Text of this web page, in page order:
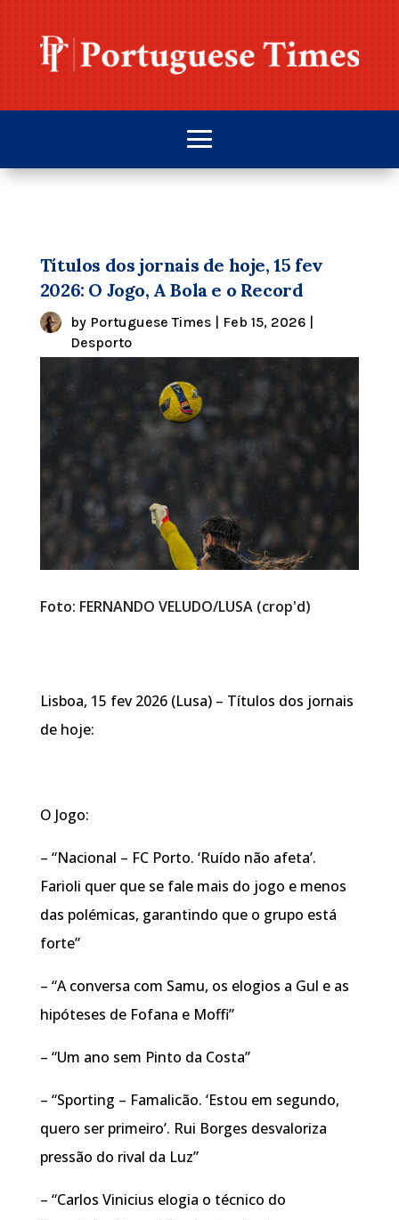
Títulos dos jornais de hoje, 15 fev
2026: O Jogo, A Bola e o Record
by Portuguese Times| Feb 15, 2026|
Desporto
Foto: FERNANDO VELUDO/LUSA (crop'd)
Lisboa, 15 fev 2026 (Lusa) – Títulos dos jornais
de hoje:
O Jogo:
– “Nacional – FC Porto. ‘Ruído não afeta’.
Farioli quer que se fale mais do jogo e menos
das polémicas, garantindo que o grupo está
forte”
– “A conversa com Samu, os elogios a Gul e as
hipóteses de Fofana e Moffi”
– “Um ano sem Pinto da Costa”
– “Sporting – Famalicão. ‘Estou em segundo,
quero ser primeiro’. Rui Borges desvaloriza
pressão do rival da Luz”
– “Carlos Vinicius elogia o técnico do